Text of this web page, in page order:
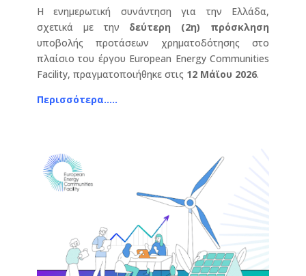
Η ενημερωτική συνάντηση για την Ελλάδα,
σχετικά με την δεύτερη (2η) πρόσκληση
υποβολής προτάσεων χρηματοδότησης στο
πλαίσιο του έργου European Energy Communities
Facility, πραγματοποιήθηκε στις 12 Μάϊου 2026.
Περισσότερα…..